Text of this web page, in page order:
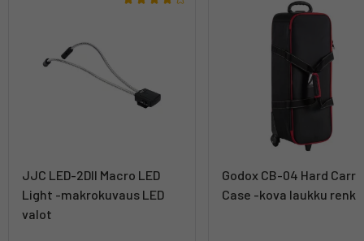
JJC LED-2DII Macro LED
Light -makrokuvaus LED
valot
Godox CB-04 Hard
Case -kova laukku